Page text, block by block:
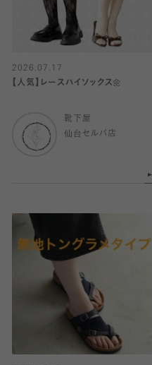
2026.07.17
【人気】レースハイソックス🌼
靴下屋
仙台セルバ店